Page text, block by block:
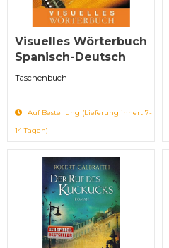
Visuelles Wörterbuch
Spanisch-Deutsch
Taschenbuch
Auf Bestellung (Lieferung innert 7-
14 Tagen)